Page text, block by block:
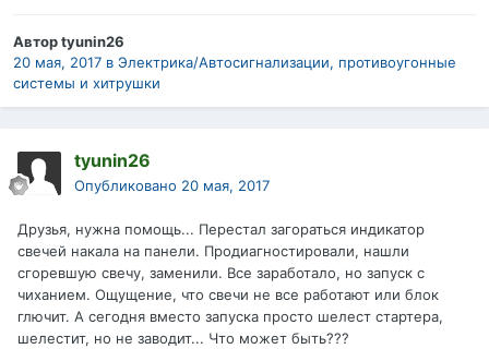
Авторtyunin26
20 мая, 2017 в Электрика/Автосигнализации, противоугонные
системы и хитрушки
tyunin26
Опубликовано 20 мая, 2017
Друзья, нужна помощь... Перестал загораться индикатор
свечей накала на панели. Продиагностировали, нашли
сгоревшую свечу, заменили. Все заработало, но запуск с
чиханием. Ощущение, что свечи не все работают или блок
глючит. А сегодня вместо запуска просто шелест стартера,
шелестит, но не заводит... Что может быть???